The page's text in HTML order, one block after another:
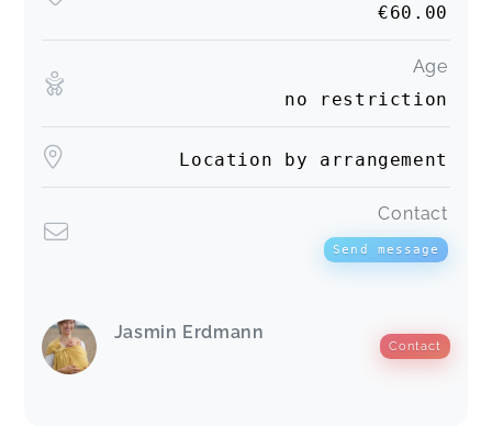
€60.00
Age
no restriction
Location by arrangement
Contact
Send message
Jasmin Erdmann
Contact